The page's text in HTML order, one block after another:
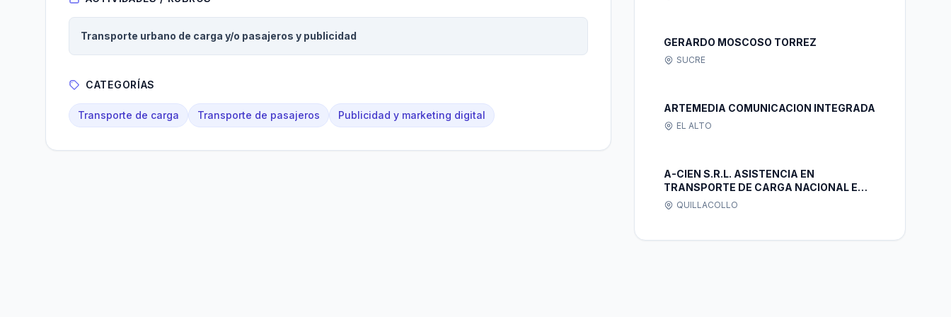
Transporte urbano de carga y/o pasajeros y publicidad
CATEGORÍAS
Transporte de carga Transporte de pasajeros Publicidad y marketing digital
GERARDO MOSCOSO TORREZ
SUCRE
ARTEMEDIA COMUNICACION INTEGRADA
EL ALTO
A-CIEN S.R.L. ASISTENCIA EN
TRANSPORTE DE CARGA NACIONAL E
INTERNACIONAL S.R.L.
QUILLACOLLO